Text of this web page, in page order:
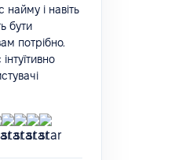
найму і навіть
бути
потрібно.